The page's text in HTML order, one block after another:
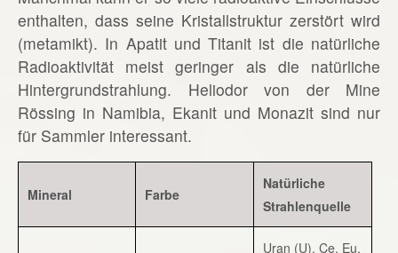
enthalten, dass seine Kristallstruktur zerstört wird
(metamikt). In Apatit und Titanit ist die natürliche
Radioaktivität meist geringer als die natürliche
Hintergrundstrahlung. Heliodor von der Mine
Rössing in Namibia, Ekanit und Monazit sind nur
für Sammler interessant.
Mineral Farbe
Natürliche
Strahlenquelle
Uran (U), Ce, Eu,